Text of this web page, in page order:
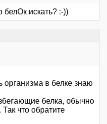
искать? :-))
организма в белке знаю
белка, обычно
что обратите